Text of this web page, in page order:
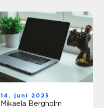
14. juni 2025
Mikaela Bergholm